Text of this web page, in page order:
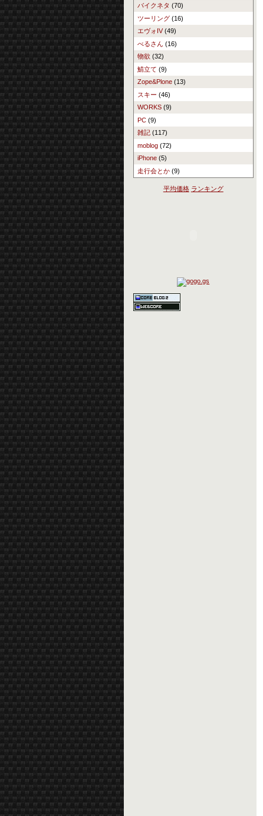
バイクネタ (70)
ツーリング(16)
エヴォIV(49)
べるさん (16)
物欲 (32)
鯖立て (9)
Zope&Plone(13)
スキー (46)
WORKS(9)
PC(9)
雑記(117)
moblog(72)
iPhone(5)
走行会とか(9)
平均価格 ランキング